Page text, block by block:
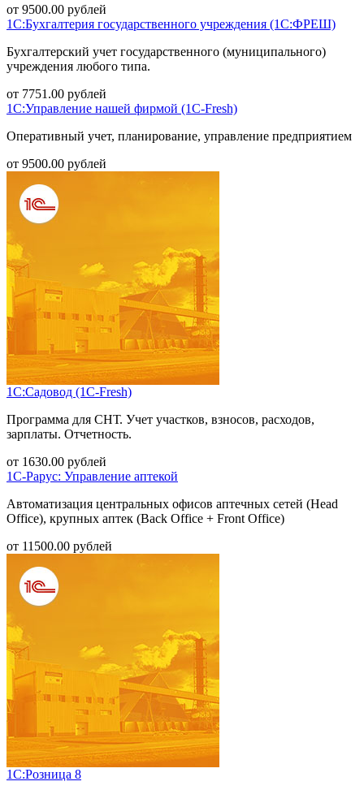
от 9500.00 рублей
1С:Бухгалтерия государственного учреждения (1С:ФРЕШ)
Бухгалтерский учет государственного (муниципального)
учреждения любого типа.
от 7751.00 рублей
1С:Управление нашей фирмой (1С-Fresh)
Оперативный учет, планирование, управление предприятием
от 9500.00 рублей
1С:Садовод (1С-Fresh)
Программа для СНТ. Учет участков, взносов, расходов,
зарплаты. Отчетность.
от 1630.00 рублей
1С-Рарус: Управление аптекой
Автоматизация центральных офисов аптечных сетей (Head
Office), крупных аптек (Back Office + Front Office)
от 11500.00 рублей
1С:Розница 8